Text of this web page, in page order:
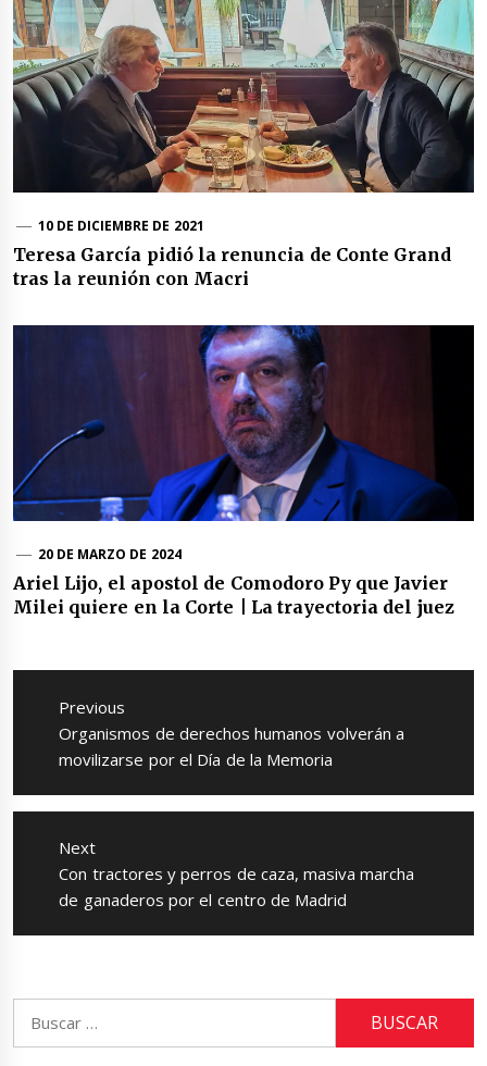
10 DE DICIEMBRE DE 2021
Teresa García pidió la renuncia de Conte Grand
tras la reunión con Macri
20 DE MARZO DE 2024
Ariel Lijo, el apostol de Comodoro Py que Javier
Milei quiere en la Corte | La trayectoria del juez
Navegación
entradas
Previous
Previous
post:
Organismos de derechos humanos volverán a
movilizarse por el Día de la Memoria
Next
Next
post:
Con tractores y perros de caza, masiva marcha
de ganaderos por el centro de Madrid